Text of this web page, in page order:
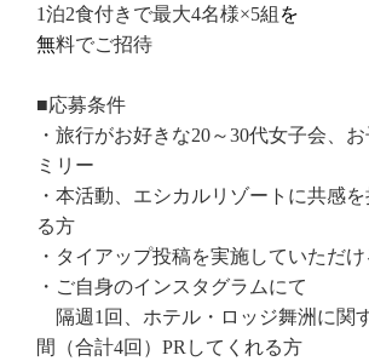
Facebook
Tripadvisor
1泊2食付きで最大4名様×5組 を
無料でご招待
■応募条件
・旅行がお好きな20～30代女子会、
ミリー
・本活動、エシカルリゾートに共感
る方
・タイアップ投稿を実施していただ
・ご自身のインスタグラムにて
隔週 1 回、ホテル・ロッジ舞洲に関
間（合計4回） PR してくれる方